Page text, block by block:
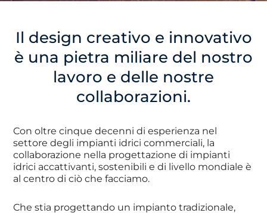
Il design creativo e innovativo
è una pietra miliare del nostro
lavoro e delle nostre
collaborazioni.
Con oltre cinque decenni di esperienza nel
settore degli impianti idrici commerciali, la
collaborazione nella progettazione di impianti
idrici accattivanti, sostenibili e di livello mondiale è
al centro di ciò che facciamo.
Che stia progettando un impianto tradizionale,